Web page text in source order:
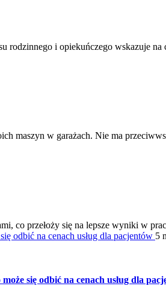
rodzinnego i opiekuńczego wskazuje na
maszyn w garażach. Nie ma
co przełoży się na lepsze wyniki w
odbić na cenach usług dla pacjentów 5
się odbić na cenach usług dla